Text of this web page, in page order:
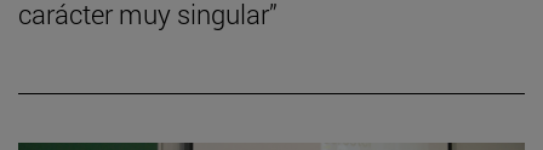
carácter muy singular”